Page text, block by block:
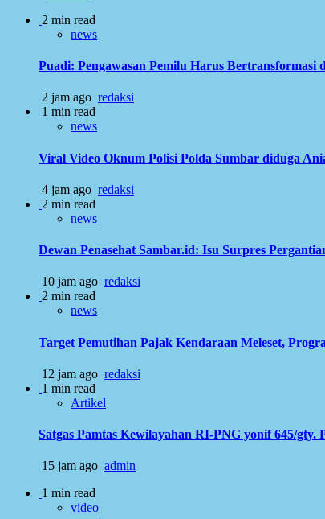
2 min read
news
Puadi: Pengawasan Pemilu Harus
2 jam ago redaksi
1 min read
news
Viral Video Oknum Polisi Polda Sumbar diduga
4 jam ago redaksi
2 min read
news
Dewan Penasehat Sambar.id: Isu Surpres
10 jam ago redaksi
2 min read
news
Target Pemutihan Pajak Kendaraan Meleset,
12 jam ago redaksi
1 min read
Artikel
Satgas Pamtas Kewilayahan RI-PNG yonif 645/
15 jam ago admin
1 min read
video